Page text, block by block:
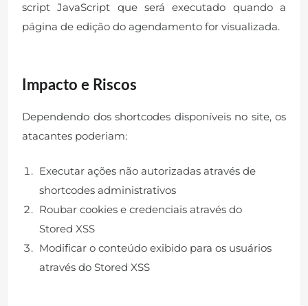
script JavaScript que será executado quando a
página de edição do agendamento for visualizada.
Impacto e Riscos
Dependendo dos shortcodes disponíveis no site, os
atacantes poderiam:
Executar ações não autorizadas através de
shortcodes administrativos
Roubar cookies e credenciais através do
Stored XSS
Modificar o conteúdo exibido para os usuários
através do Stored XSS